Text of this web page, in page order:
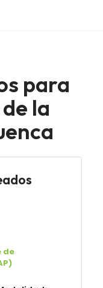
para
la
de